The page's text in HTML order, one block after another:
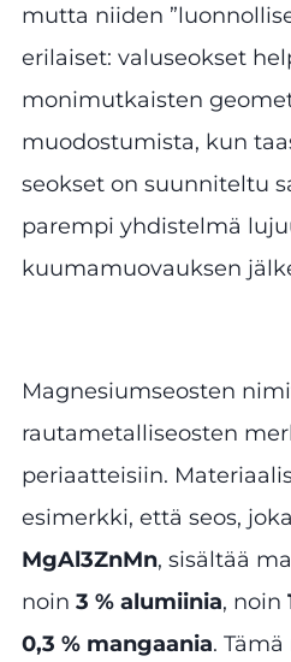
mutta niiden
erilaiset: valuseokset
monimutkaisten
muodostumista, kun
seokset on suunniteltu
parempi yhdistelmä
kuumamuovauksen
Magnesiumseosten
rautametalliseosten
periaatteisiin.
esimerkki, että seos,
MgAl3ZnMn, sisältää
noin 3 % alumiinia, noin
0,3 % mangaania.